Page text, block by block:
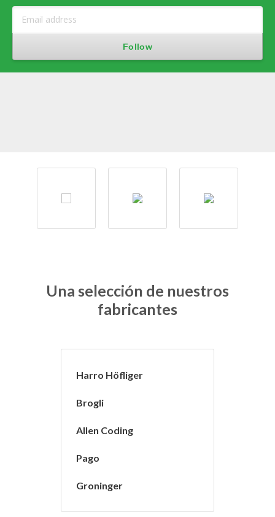
Una selección de nuestros
fabricantes
Harro Höfliger
Brogli
Allen Coding
Pago
Groninger